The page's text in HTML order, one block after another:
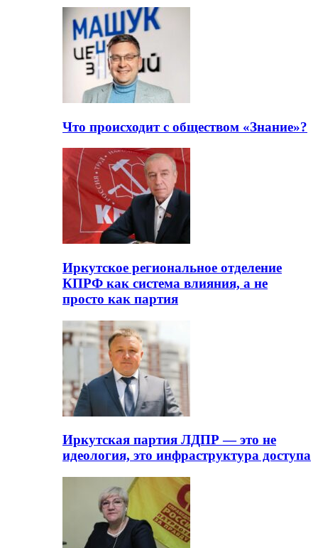
Что происходит с обществом «Знание»?
Иркутское региональное отделение
КПРФ как система влияния, а не
просто как партия
Иркутская партия ЛДПР — это не
идеология, это инфраструктура доступа